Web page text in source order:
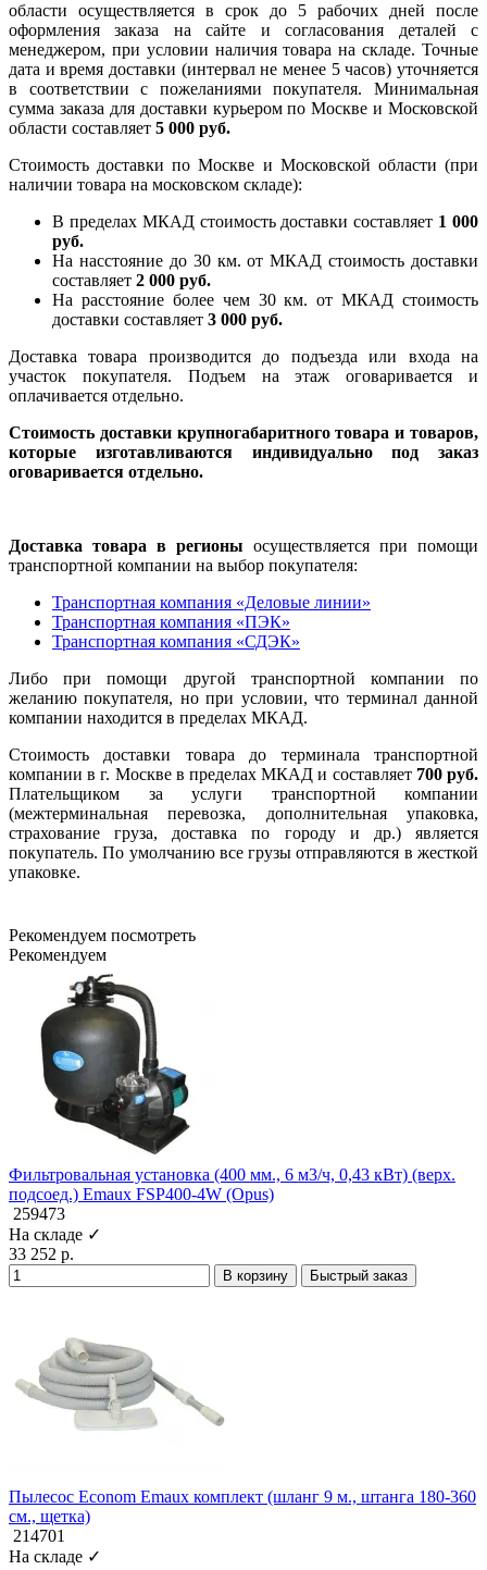
области осуществляется в срок до 5 рабочих дней после
оформления заказа на сайте и согласования деталей с
менеджером, при условии наличия товара на складе. Точные
дата и время доставки (интервал не менее 5 часов) уточняется
в соответствии с пожеланиями покупателя. Минимальная
сумма заказа для доставки курьером по Москве и Московской
области составляет 5 000 руб.
Стоимость доставки по Москве и Московской области (при
наличии товара на московском складе):
В пределах МКАД стоимость доставки составляет 1 000
руб.
На насcтояние до 30 км. от МКАД стоимость доставки
составляет 2 000 руб.
На расстояние более чем 30 км. от МКАД стоимость
доставки составляет 3 000 руб.
Доставка товара производится до подъезда или входа на
участок покупателя. Подъем на этаж оговаривается и
оплачивается отдельно.
Стоимость доставки крупногабаритного товара и товаров,
которые изготавливаются индивидуально под заказ
оговаривается отдельно.
Доставка товара в регионы осуществляется при помощи
транспортной компании на выбор покупателя:
Транспортная компания «Деловые линии»
Транспортная компания «ПЭК»
Транспортная компания «СДЭК»
Либо при помощи другой транспортной компании по
желанию покупателя, но при условии, что терминал данной
компании находится в пределах МКАД.
Стоимость доставки товара до терминала транспортной
компании в г. Москве в пределах МКАД и составляет 700 руб.
Плательщиком за услуги транспортной компании
(межтерминальная перевозка, дополнительная упаковка,
страхование груза, доставка по городу и др.) является
покупатель. По умолчанию все грузы отправляются в жесткой
упаковке.
Рекомендуем посмотреть
Рекомендуем
Фильтровальная установка (400 мм., 6 м3/ч, 0,43 кВт) (верх.
подсоед.) Emaux FSP400-4W (Opus)
259473
На складе ✓
33 252 р.
В корзину Быстрый заказ
Пылесос Econom Emaux комплект (шланг 9 м., штанга 180-360
см., щетка)
214701
На складе ✓